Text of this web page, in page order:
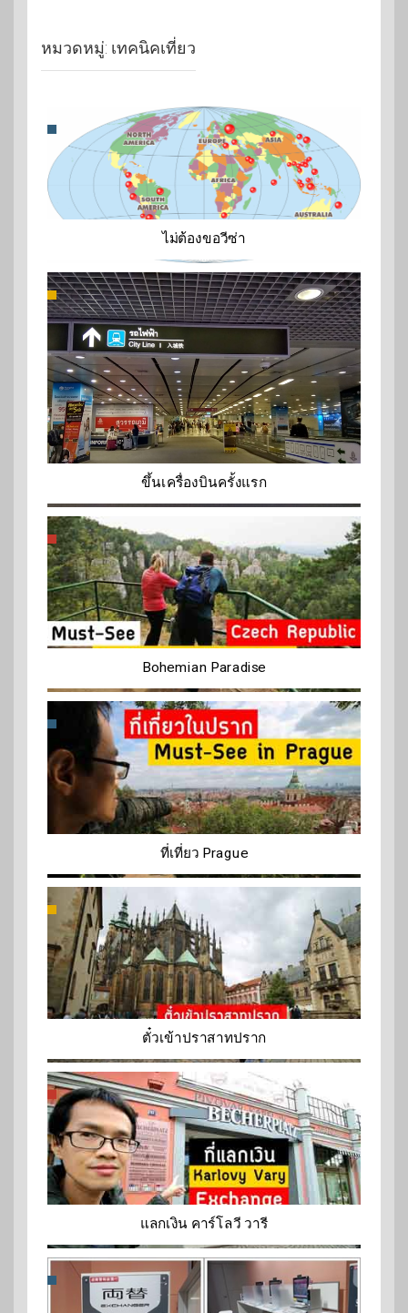
หมวดหมู่: เทคนิคเที่ยว
ไม่ต้องขอวีซ่า
ขึ้นเครื่องบินครั้งแรก
Bohemian Paradise
ที่เที่ยว Prague
ตั๋วเข้าปราสาทปราก
แลกเงิน คาร์โลวี วารี